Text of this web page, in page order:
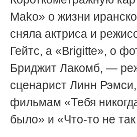
Mako» о жизни
сняла актриса и
Гейтс, а «Brigitte», о
Бриджит Лакомб, —
сценарист Линн
фильмам «Тебя
было» и «Что-то не